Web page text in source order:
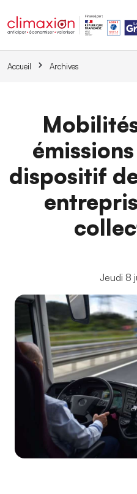
Accueil Archives
dispositif
Jeudi 8